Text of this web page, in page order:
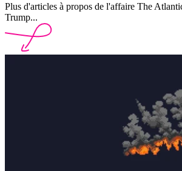
Plus d'articles à propos de l'affaire The
Trump...